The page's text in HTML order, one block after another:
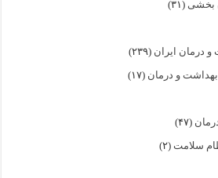
بخشی (۳۱)
درمان ایران (۲۳۹)
و درمان (۱۷)
(۴۷)
سلامت (۲)